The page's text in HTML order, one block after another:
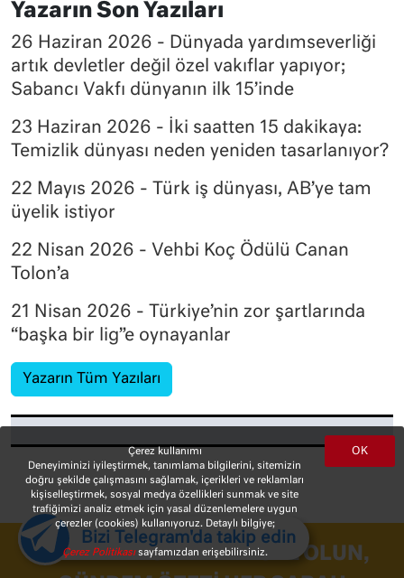
Yazarın Son Yazıları
26 Haziran 2026 - Dünyada yardımseverliği
artık devletler değil özel vakıflar yapıyor;
Sabancı Vakfı dünyanın ilk 15’inde
23 Haziran 2026 - İki saatten 15 dakikaya:
Temizlik dünyası neden yeniden tasarlanıyor?
22 Mayıs 2026 - Türk iş dünyası, AB’ye tam
üyelik istiyor
22 Nisan 2026 - Vehbi Koç Ödülü Canan
Tolon’a
21 Nisan 2026 - Türkiye’nin zor şartlarında
“başka bir lig”e oynayanlar
Yazarın Tüm Yazıları
10HABER BÜLTENINE ÜYE OLUN,
OK
Çerez kullanımı
Deneyiminizi iyileştirmek, tanımlama bilgilerini, sitemizin
doğru şekilde çalışmasını sağlamak, içerikleri ve reklamları
kişiselleştirmek, sosyal medya özellikleri sunmak ve site
trafiğimizi analiz etmek için yasal düzenlemelere uygun
çerezler (cookies) kullanıyoruz. Detaylı bilgiye;
Çerez Politikasısayfamızdan erişebilirsiniz.
Bizi Telegram'da takip edin